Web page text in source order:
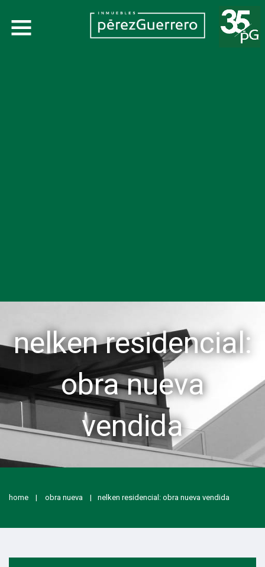
nelken residencial:
obra nueva
vendida
home obra nueva nelken residencial: obra nueva vendida